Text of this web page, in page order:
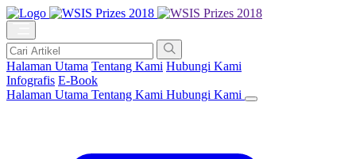
Halaman Utama Tentang Kami Hubungi Kami
Infografis E-Book
Halaman Utama Tentang Kami Hubungi Kami